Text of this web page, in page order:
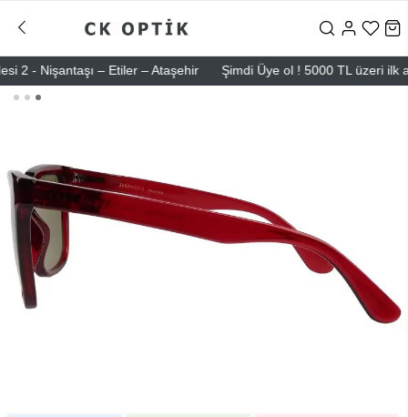
- Nişantaşı – Etiler – Ataşehir Şimdi Üye ol ! 5000 TL üzeri ilk